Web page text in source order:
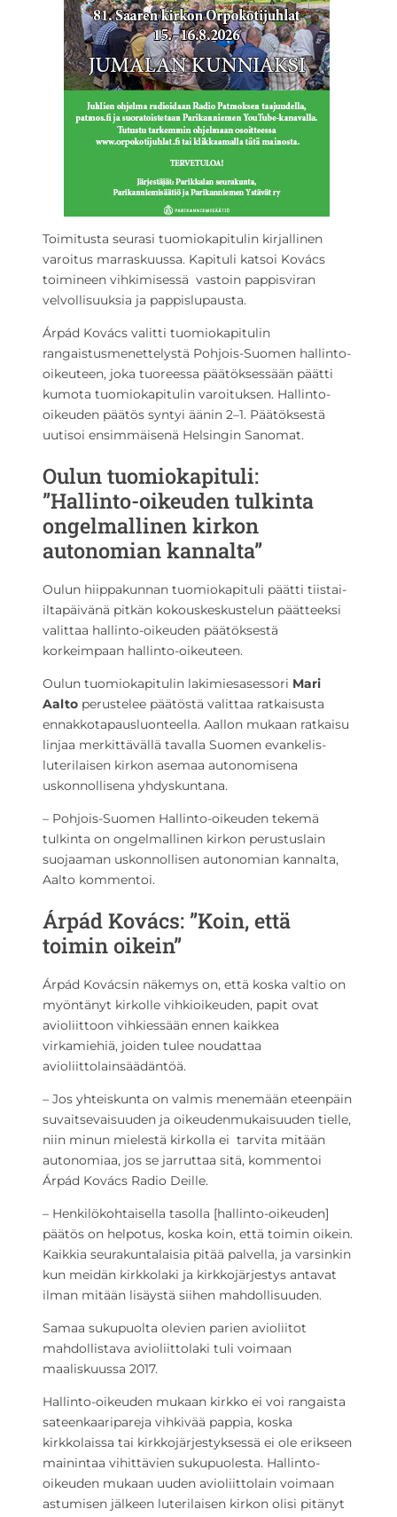
Toimitusta seurasi tuomiokapitulin kirjallinen
varoitus marraskuussa. Kapituli katsoi Kovács
toimineen vihkimisessä vastoin pappisviran
velvollisuuksia ja pappislupausta.
Árpád Kovács valitti tuomiokapitulin
rangaistusmenettelystä Pohjois-Suomen hallinto-
oikeuteen, joka tuoreessa päätöksessään päätti
kumota tuomiokapitulin varoituksen. Hallinto-
oikeuden päätös syntyi äänin 2–1. Päätöksestä
uutisoi ensimmäisenä Helsingin Sanomat.
Oulun tuomiokapituli:
”Hallinto-oikeuden tulkinta
ongelmallinen kirkon
autonomian kannalta”
Oulun hiippakunnan tuomiokapituli päätti tiistai-
iltapäivänä pitkän kokouskeskustelun päätteeksi
valittaa hallinto-oikeuden päätöksestä
korkeimpaan hallinto-oikeuteen.
Oulun tuomiokapitulin lakimiesasessori Mari
Aalto perustelee päätöstä valittaa ratkaisusta
ennakkotapausluonteella. Aallon mukaan ratkaisu
linjaa merkittävällä tavalla Suomen evankelis-
luterilaisen kirkon asemaa autonomisena
uskonnollisena yhdyskuntana.
– Pohjois-Suomen Hallinto-oikeuden tekemä
tulkinta on ongelmallinen kirkon perustuslain
suojaaman uskonnollisen autonomian kannalta,
Aalto kommentoi.
Árpád Kovács: ”Koin, että
toimin oikein”
Árpád Kovácsin näkemys on, että koska valtio on
myöntänyt kirkolle vihkioikeuden, papit ovat
avioliittoon vihkiessään ennen kaikkea
virkamiehiä, joiden tulee noudattaa
avioliittolainsäädäntöä.
– Jos yhteiskunta on valmis menemään eteenpäin
suvaitsevaisuuden ja oikeudenmukaisuuden tielle,
niin minun mielestä kirkolla ei tarvita mitään
autonomiaa, jos se jarruttaa sitä, kommentoi
Árpád Kovács Radio Deille.
– Henkilökohtaisella tasolla [hallinto-oikeuden]
päätös on helpotus, koska koin, että toimin oikein.
Kaikkia seurakuntalaisia pitää palvella, ja varsinkin
kun meidän kirkkolaki ja kirkkojärjestys antavat
ilman mitään lisäystä siihen mahdollisuuden.
Samaa sukupuolta olevien parien avioliitot
mahdollistava avioliittolaki tuli voimaan
maaliskuussa 2017.
Hallinto-oikeuden mukaan kirkko ei voi rangaista
sateenkaaripareja vihkivää pappia, koska
kirkkolaissa tai kirkkojärjestyksessä ei ole erikseen
mainintaa vihittävien sukupuolesta. Hallinto-
oikeuden mukaan uuden avioliittolain voimaan
astumisen jälkeen luterilaisen kirkon olisi pitänyt